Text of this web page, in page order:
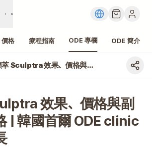
價格 療程指南 ODE 專欄 ODE 簡介
舒顏萃 Sculptra 效果、價格與副作用全攻略 | 韓國首爾 ODE clinic 金度勳院長
效果、價格與副
| 韓國首爾 ODE clinic